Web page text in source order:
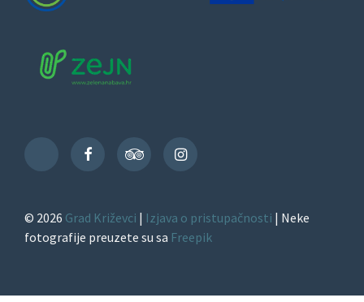
TikTok
FacebookTripAdvisorInstagram
© 2026 Grad Križevci | Izjava o pristupačnosti | Neke
fotografije preuzete su sa Freepik